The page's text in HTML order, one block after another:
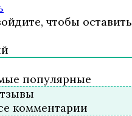
чтобы оставить
популярные
комментарии